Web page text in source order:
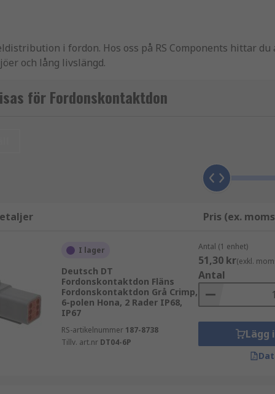
i fordon. Hos oss på RS Components hittar du
och lång livslängd.
expertis hjälper vi på RS Components dig att hitta rätt
används i allt från personbilar och
fukt och kemikalier. Rätt elkontakter i bilens
fordon används i många delar av fordonets elektriska
finns flera typer av fordonskontakter för olika
system samt kontakter för snabb och säker
fordonskontakter är det viktigt att ta hänsyn till
för Fordonskontaktdon
Pris (ex.
I lager
Deutsch DT
Fordonskontaktdon Fläns
Fordonskontaktdon Grå Crimp,
6-polen Hona, 2 Rader IP68,
IP67
RS-artikelnummer 187-8738
Tillv. art.nr DT04-6P
Antal (1 enhet)
51,30 kr(exkl.
Antal
Lägg